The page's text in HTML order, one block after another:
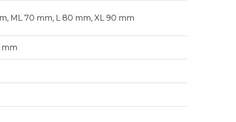
ML 70 mm, L 80 mm, XL 90 mm
mm